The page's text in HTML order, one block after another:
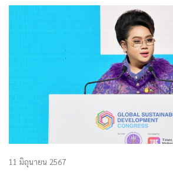
11 มิถุนายน 2567